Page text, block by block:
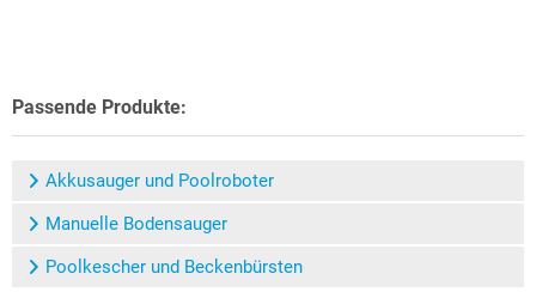
Passende Produkte:
Akkusauger und Poolroboter
Manuelle Bodensauger
Poolkescher und Beckenbürsten